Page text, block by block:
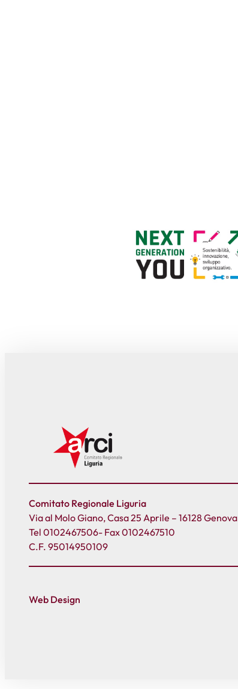
Comitato Regionale Liguria
Via al Molo Giano, Casa 25 Aprile – 16128 Genova
Tel 0102467506- Fax 0102467510
C.F. 95014950109
Web Design